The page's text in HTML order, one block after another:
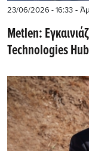
23/06/2026 - 16:33 -
Metlen:
Technologies